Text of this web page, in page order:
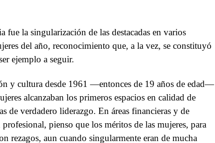
fue la singularización de las destacadas en varios
del año, reconocimiento que, a la vez, se constituyó
ejemplo a seguir.
y cultura desde 1961 —entonces de 19 años de edad—
alcanzaban los primeros espacios en calidad de
de verdadero liderazgo. En áreas financieras y de
pienso que los méritos de las mujeres, para
rezagos, aun cuando singularmente eran de mucha